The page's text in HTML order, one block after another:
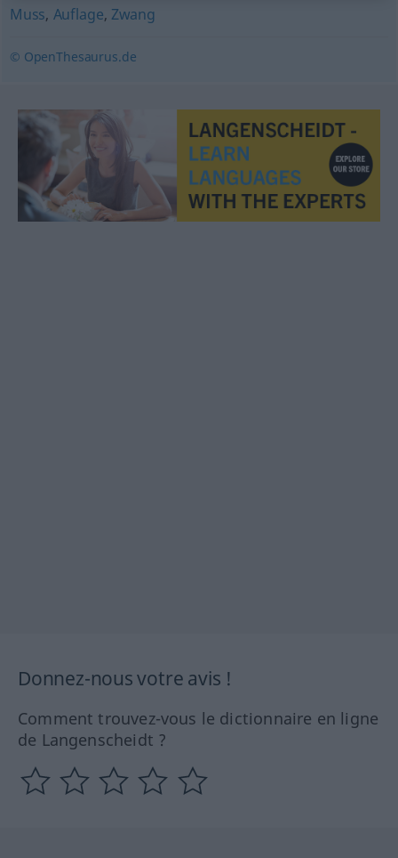
Muss, Auflage, Zwang
© OpenThesaurus.de
Donnez-nous votre avis !
Comment trouvez-vous le dictionnaire en ligne
de Langenscheidt ?